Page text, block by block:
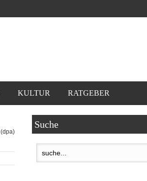
KULTUR RATGEBER
(dpa)
Suche